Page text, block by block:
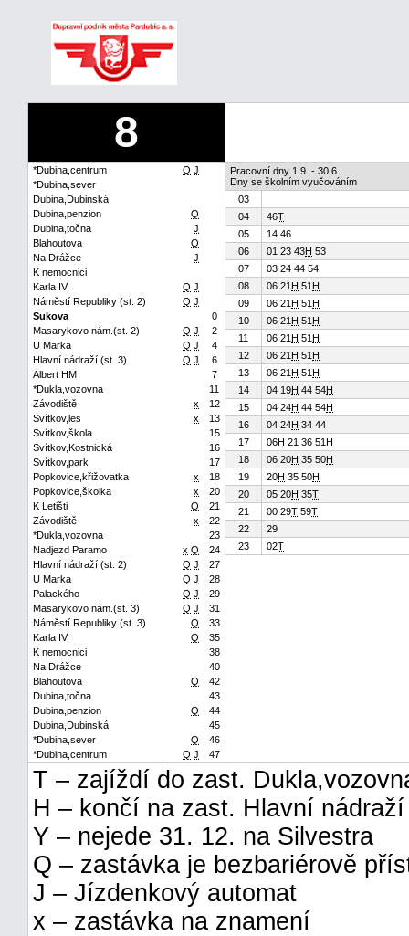
8
*Dubina,centrum Q J
*Dubina,sever
Dubina,Dubinská
Dubina,penzion
Q
Dubina,točna
J
Blahoutova
Q
Na Drážce
J
K nemocnici
Karla IV.
Q J
Náměstí Republiky (st. 2)
Q J
Sukova
0
Masarykovo nám.(st. 2)
Q J
2
U Marka
Q J
4
Hlavní nádraží (st. 3)
Q J
6
Albert HM
7
*Dukla,vozovna
11
Závodiště
x
12
Svítkov,les
x
13
Svítkov,škola
15
Svítkov,Kostnická
16
Svítkov,park
17
Popkovice,křižovatka
x
18
Popkovice,školka
x
20
K Letišti
Q
21
Závodiště
x
22
*Dukla,vozovna
23
Nadjezd Paramo
x Q
24
Hlavní nádraží (st. 2)
Q J
27
U Marka
Q J
28
Palackého
Q J
29
Masarykovo nám.(st. 3)
Q J
31
Náměstí Republiky (st. 3)
Q
33
Karla IV.
Q
35
K nemocnici
38
Na Drážce
40
Blahoutova
Q
42
Dubina,točna
43
Dubina,penzion
Q
44
Dubina,Dubinská
45
*Dubina,sever
Q
46
*Dubina,centrum
Q J 47
Pracovní dny 1.9. - 30.6.
Dny se školním vyučováním
03
04
46T
05
14 46
06
01 23 43H 53
07
03 24 44 54
08
06 21 H 51 H
09
06 21H 51H
10
06 21 H 51 H
11
06 21H 51H
12
06 21 H 51 H
13
06 21H 51H
14
04 19H 44 54H
15
04 24H 44 54H
16
04 24H 34 44
17
06H 21 36 51H
18
06 20H 35 50H
19
20H 35 50H
20
05 20H 35T
21
00 29T 59T
22
29
23
02T
T – zajíždí do zast.
H – končí na zast. Hlavní nádraží
Y – nejede 31. 12. na Silvestra
Q – zastávka je bezbariérově
J – Jízdenkový automat
x – zastávka na znamení